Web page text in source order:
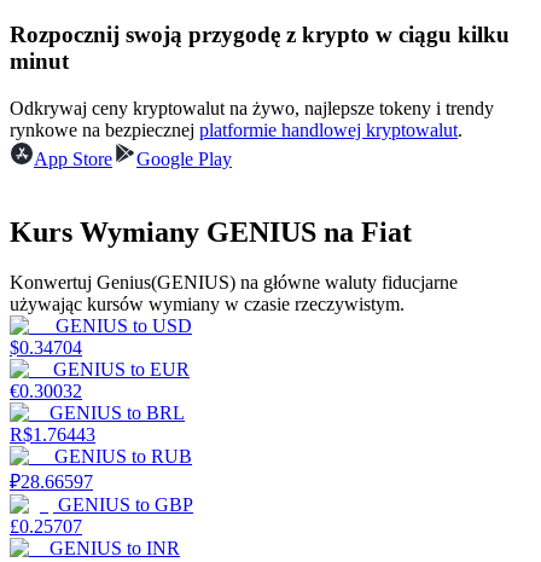
Mocna Świnka
Codziennie zdobywaj konkurencyjne nagrody
Rozpocznij swoją przygodę z krypto w ciągu kilku
minut
Odkrywaj ceny kryptowalut na żywo, najlepsze tokeny i trendy
rynkowe na bezpiecznej platformie handlowej kryptowalut.
App Store
Google Play
Kurs Wymiany GENIUS na Fiat
Konwertuj Genius(GENIUS) na główne waluty fiducjarne
używając kursów wymiany w czasie rzeczywistym.
GENIUS to USD
$0.34704
GENIUS to EUR
€0.30032
GENIUS to BRL
R$1.76443
GENIUS to RUB
₽28.66597
GENIUS to GBP
£0.25707
GENIUS to INR